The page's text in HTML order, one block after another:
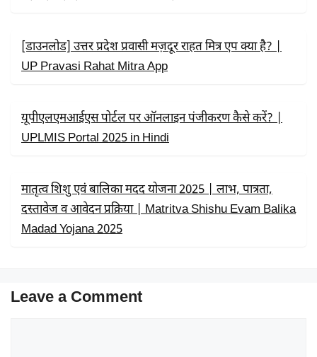
[डाउनलोड] उत्तर प्रदेश प्रवासी मज़दूर राहत मित्र एप क्या है? |
UP Pravasi Rahat Mitra App
यूपीएलएमआईएस पोर्टल पर ऑनलाइन पंजीकरण कैसे करें? |
UPLMIS Portal 2025 in Hindi
मातृत्व शिशु एवं बालिका मदद योजना 2025 | लाभ, पात्रता,
दस्तावेज व आवेदन प्रक्रिया | Matritva Shishu Evam Balika
Madad Yojana 2025
Leave a Comment